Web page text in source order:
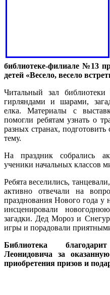
библиотеке-филиале №13
детей «Весело, весело
Читальный зал
гирляндами и шарами,
елка. Материалы с
помогли ребятам узнать о
разных странах,
тему.
На праздник собрались
ученики начальных классов
Ребята веселились,
активно отвечали на
празднования Нового года у
инсценировали
загадки. Дед Мороз и
игры и порадовали
Библиотека
Леонидовича за
приобретения призов и